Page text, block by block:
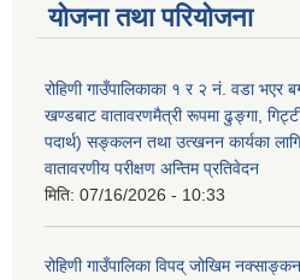
योजना तथा परियोजना
रोहिणी गाउँपालिकाका १ र २ नं. वडा भएर
खण्डबाट वातावरणमैत्री रूपमा ढुङ्गा,
पदार्थ) सङ्कलन तथा उत्खनन कार्यका लागि
वातावरणीय परीक्षण अन्तिम प्रतिवेदन
मिति: 07/16/2026 - 10:33
रोहिणी गाउँपालिका विपद् जोखिम